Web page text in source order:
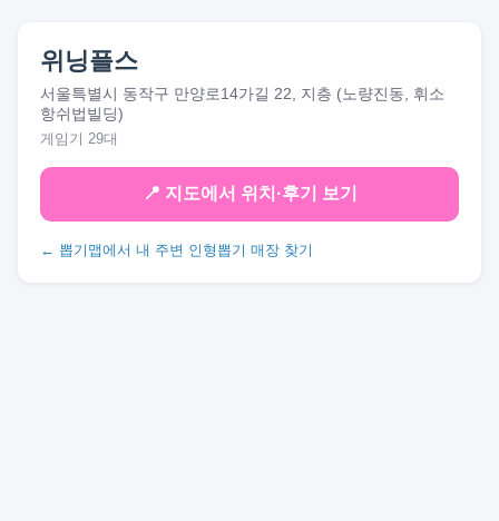
위닝플스
서울특별시 동작구 만양로14가길 22, 지층 (노량진동, 휘소
항쉬법빌딩)
게임기 29대
📍 지도에서 위치·후기 보기
← 뽑기맵에서 내 주변 인형뽑기 매장 찾기